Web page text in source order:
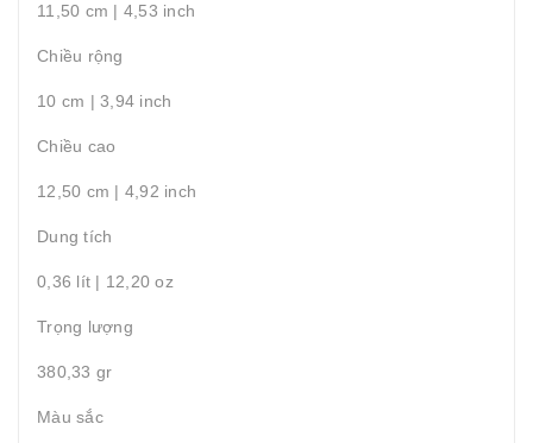
11,50 cm | 4,53 inch
Chiều rộng
10 cm | 3,94 inch
Chiều cao
12,50 cm | 4,92 inch
Dung tích
0,36 lít | 12,20 oz
Trọng lượng
380,33 gr
Màu sắc